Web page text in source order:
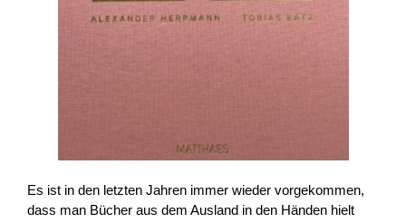
Es ist in den letzten Jahren immer wieder vorgekommen,
dass man Bücher aus dem Ausland in den Händen hielt